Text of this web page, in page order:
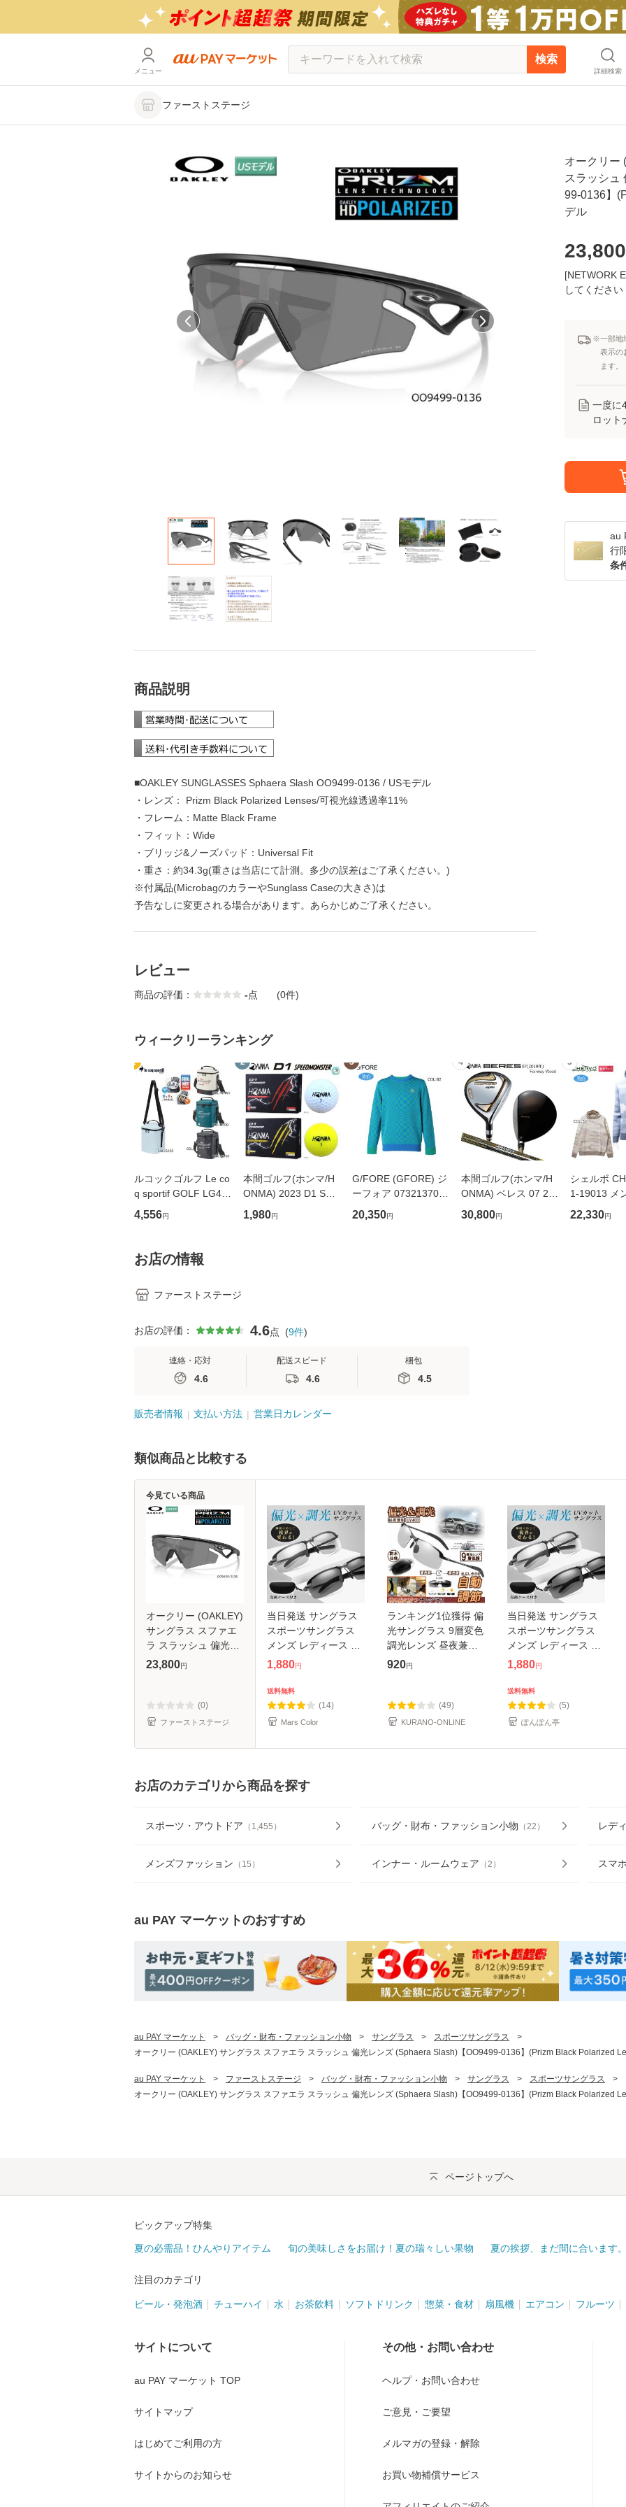
メニュー
検索
詳細検索
ファーストステージ
オークリー
スラッシュ
99-0136】
デル
23,800
[NETWORK
してください
※一部地
表示の
ます。
一度に
ロット
au
行
条
商品説明
■OAKLEY SUNGLASSES Sphaera Slash OO9499-0136 / USモデル
・レンズ： Prizm Black Polarized Lenses/可視光線透過率11%
・フレーム：Matte Black Frame
・フィット：Wide
・ブリッジ&ノーズパッド：Universal Fit
・重さ：約34.3g(重さは当店にて計測。多少の誤差はご了承ください。)
※付属品(MicrobagのカラーやSunglass Caseの大きさ)は
予告なしに変更される場合があります。あらかじめご了承ください。
レビュー
商品の評価： -点 (0件)
ウィークリーランキング
1
ルコックゴルフ Le co
q sportif GOLF LG4F
TT45M 保冷保温 ポー
チ 縦型 カートバッグ
フバッグ ゴルフ用品
夏小物
4,556円
2
本間ゴルフ(ホンマ/H
ONMA) 2023 D1 SPE
EDMONSTER (スピー
ドモンスター) 3ピー
1,980円
3
G/FORE (GFORE) ジ
ーフォア 073213701
メンズ 薄手 長袖セー
ター レーシングチェ
20,350円
4
本間ゴルフ(ホンマ/H
ONMA) ベレス 07 20
19(BERES 07) フェア
ウェイウッド 右用 ア
30,800円
5
シェルボ
1-19013 メ
ト セーター
フード付き
22,330円
お店の情報
ファーストステージ
お店の評価： 4.6点 (9件)
連絡・応対
4.6
配送スピード
4.6
梱包
4.5
販売者情報 支払い方法 営業日カレンダー
類似商品と比較する
オークリー (OAKLEY)
サングラス スファエ
ラ スラッシュ 偏光レ
ンズ (Sphaera Slash)
Polarized Lenses) US
23,800円
(0)
ファーストステージ
今見ている商品
当日発送 サングラス
スポーツサングラス
メンズ レディース 偏
光 調光 偏光サングラ
ス 眼鏡拭き 軽量 UV
カット
1,880円
送料無料
(14)
Mars Color
ランキング1位獲得 偏
光サングラス 9層変色
調光レンズ 昼夜兼用
メンズ スポーツ
軽量・運転など
920円
(49)
KURANO-ONLINE
当日発送 サングラス
スポーツサングラス
メンズ レディース 偏
光 調光 偏光サングラ
ス 眼鏡拭き 軽量 UV
カット
1,880円
送料無料
(5)
ぽんぽん亭
お店のカテゴリから商品を探す
スポーツ・アウトドア （ 1,455 ） バッグ・財布・ファッション小物 （22 ） レデ
メンズファッション （ 15 ） インナー・ルームウェア （2 ） スマ
au PAY マーケットのおすすめ
au PAY マーケット > バッグ・財布・ファッション小物 > サングラス > スポーツサングラス
>
オークリー (OAKLEY) サングラス スファエラ スラッシュ 偏光レンズ (Sphaera Slash)【OO9499-0136】(Prizm Black Polarized
au PAY マーケット > ファーストステージ > バッグ・財布・ファッション小物 > サングラス > スポーツサングラス
>
オークリー (OAKLEY) サングラス スファエラ スラッシュ 偏光レンズ (Sphaera Slash)【OO9499-0136】(Prizm Black Polarized
ページトップへ
ピックアップ特集
夏の必需品！ひんやりアイテム 旬の美味しさをお届け！夏の瑞々しい果物 夏の挨拶、まだ間に合います。
注目のカテゴリ
ビール・発泡酒 チューハイ 水 お茶飲料 ソフトドリンク 惣菜・食材 扇風機 エアコン フルーツ
サイトについて
au PAY マーケット TOP
サイトマップ
はじめてご利用の方
サイトからのお知らせ
その他・お問い合わせ
ヘルプ・お問い合わせ
ご意見・ご要望
メルマガの登録・解除
お買い物補償サービス